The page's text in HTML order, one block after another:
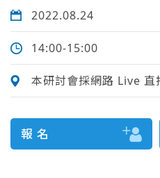
2022.08.24
14:00-15:00
本研討會採網路 Live 直
報 名